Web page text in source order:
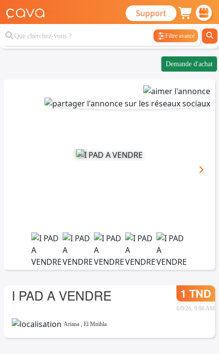
Support
Filtre avancé
Demande d'achat
I PAD A VENDRE 1 TND
6/9/26, 9:06 AM
Ariana , El Mnihla